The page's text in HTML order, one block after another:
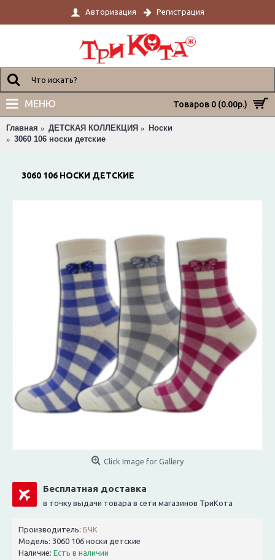
Авторизация Регистрация
Товаров 0 (0.00р.)
МЕНЮ
Главная ДЕТСКАЯ КОЛЛЕКЦИЯ
Носки
3060 106 носки детские
3060 106 НОСКИ ДЕТСКИЕ
Click Image for Gallery
Бесплатная доставка
в точку выдачи товара в сети магазинов ТриКота
Производитель: БЧК
Модель: 3060 106 носки детские
Наличие: Есть в наличии